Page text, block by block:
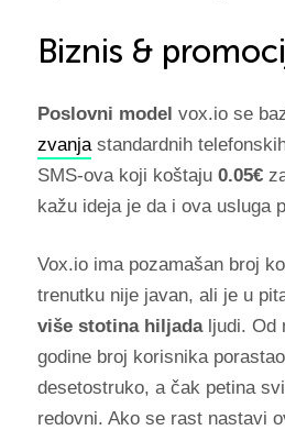
Biznis &
Poslovni model vox.io se
zvanjastandardnih
SMS-ova koji koštaju 0.05€
kažu ideja je da i ova usluga
Vox.io ima pozamašan broj
trenutku nije javan, ali je u
više stotina hiljadaljudi. Od
godine broj korisnika
desetostruko, a čak petina
redovni. Ako se rast nastavi